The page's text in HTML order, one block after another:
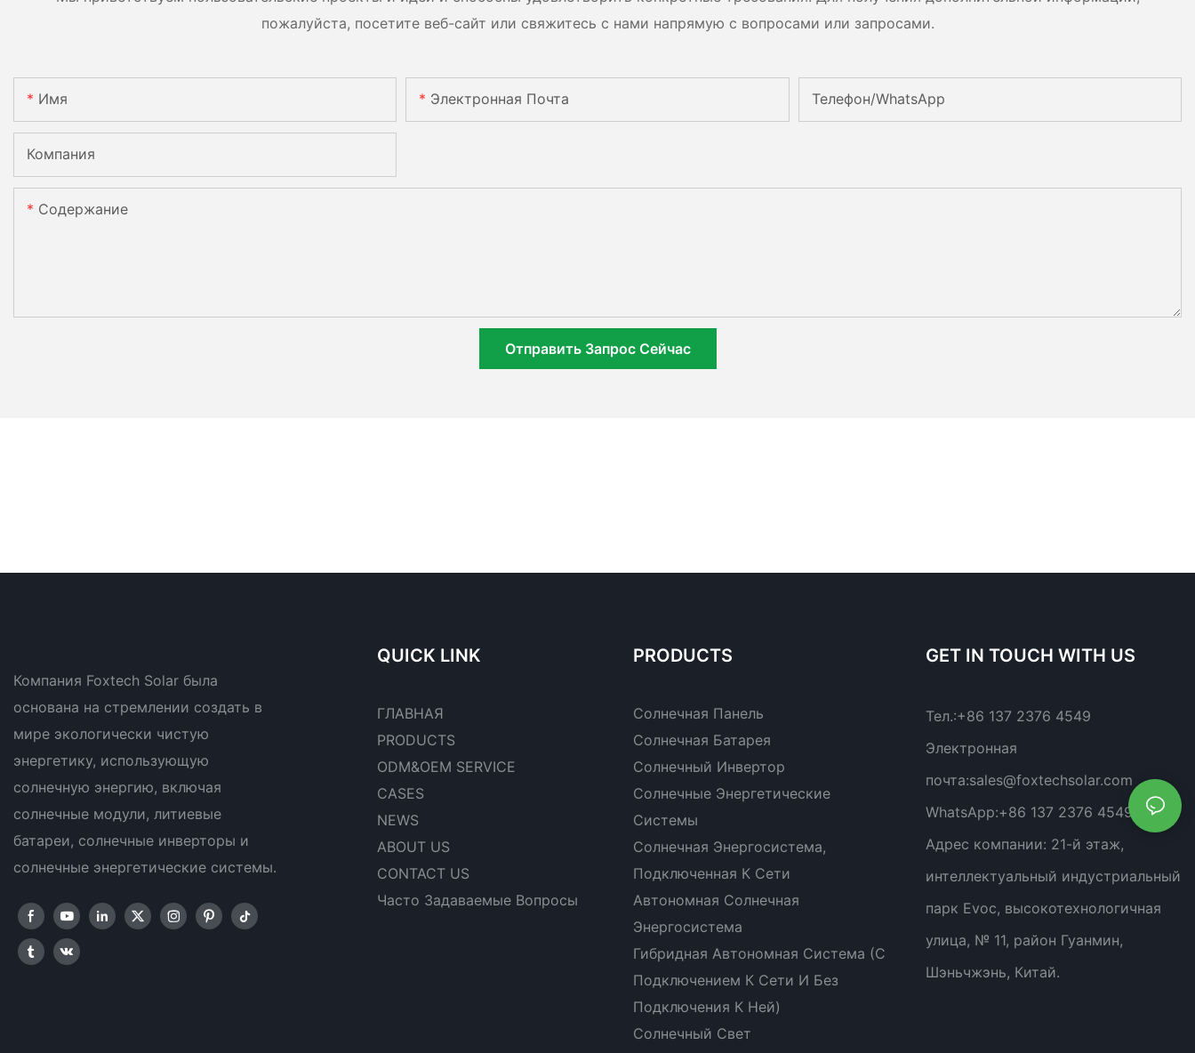
фотоэлектрической
пожалуйста, посетите веб-сайт или свяжитесь с нами напрямую с вопросами или запросами.
Имя Электронная Почта Телефон/WhatsApp
Компания
Содержание
Отправить Запрос Сейчас
Компания Foxtech Solar была
основана на стремлении создать в
мире экологически чистую
энергетику, использующую
солнечную энергию, включая
солнечные модули, литиевые
батареи, солнечные инверторы и
солнечные энергетические системы.
QUICK LINK
ГЛАВНАЯ
PRODUCTS
ODM&OEM SERVICE
CASES
NEWS
ABOUT US
CONTACT US
Часто Задаваемые Вопросы
PRODUCTS
Солнечная Панель
Солнечная Батарея
Солнечный Инвертор
Солнечные Энергетические
Системы
Солнечная Энергосистема,
Подключенная К Сети
Автономная Солнечная
Энергосистема
Гибридная Автономная Система (с
Подключением К Сети И Без
Подключения К Ней)
Солнечный Свет
GET IN TOUCH WITH US
Тел.:+86 137 2376 4549
Электронная
почта:sales@foxtechsolar.com
WhatsApp:+86 137 2376 4549
Адрес компании: 21-й этаж,
интеллектуальный индустриальный
парк Evoc, высокотехнологичная
улица, № 11, район Гуанмин,
Шэньчжэнь, Китай.